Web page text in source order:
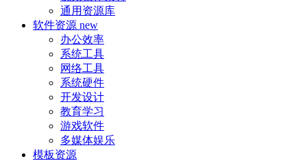
通用资源库
软件资源 new
办公效率
系统工具
网络工具
系统硬件
开发设计
教育学习
游戏软件
多媒体娱乐
模板资源